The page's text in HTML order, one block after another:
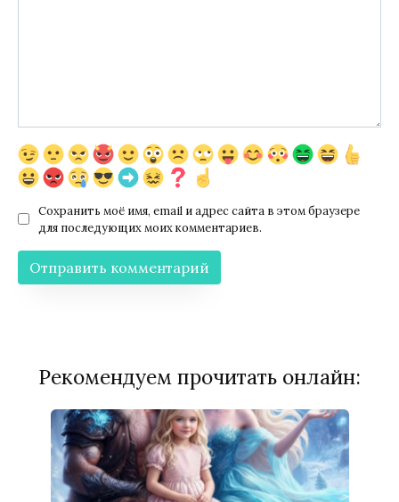
Сохранить моё имя, email и адрес сайта в этом браузере
для последующих моих комментариев.
Рекомендуем прочитать онлайн: